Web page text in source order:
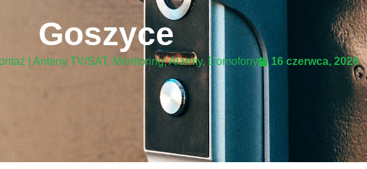
Goszyce
| Anteny TV/SAT, Monitoring, Alarmy, Domofony 16 czerwca, 2026